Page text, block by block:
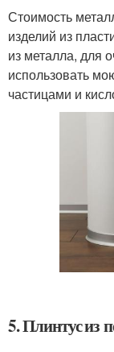
Стоимость
изделий из
из металла, для
использовать
частицами и
5. Плинтус из